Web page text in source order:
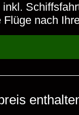
inkl.
Flüge nach